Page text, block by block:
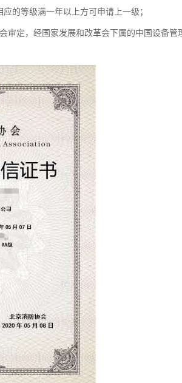
的等级满一年以上方可申请上一级；
定，经国家发展和改革会下属的中国设备管